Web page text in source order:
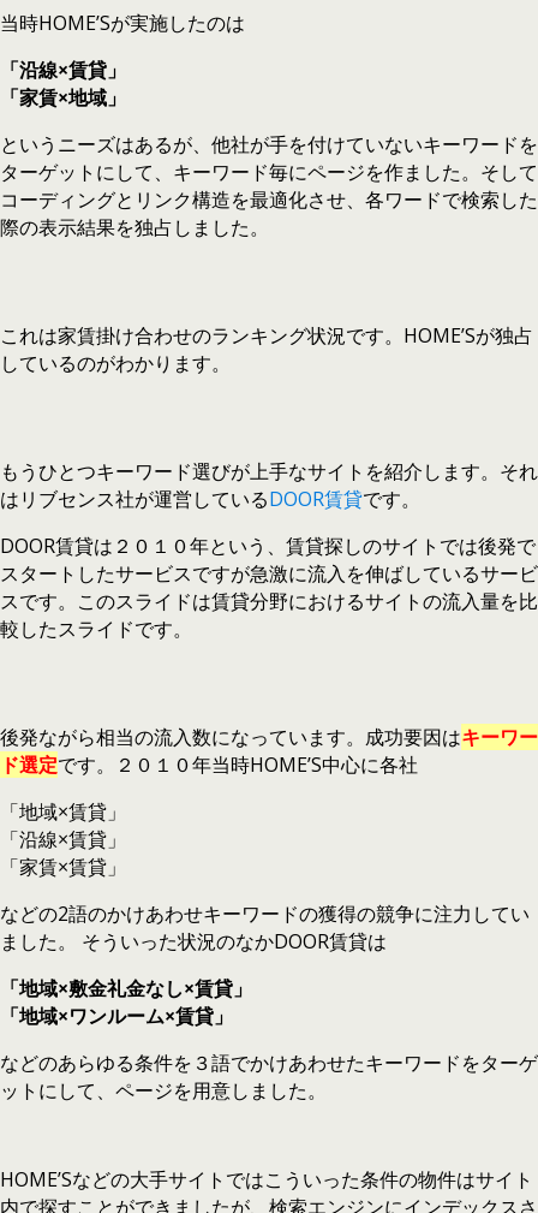
当時HOME’Sが実施したのは
「沿線×賃貸」
「家賃×地域」
というニーズはあるが、他社が手を付けていないキーワードを
ターゲットにして、キーワード毎にページを作ました。そして
コーディングとリンク構造を最適化させ、各ワードで検索した
際の表示結果を独占しました。
これは家賃掛け合わせのランキング状況です。HOME’Sが独占
しているのがわかります。
もうひとつキーワード選びが上手なサイトを紹介します。それ
はリブセンス社が運営しているDOOR賃貸です。
DOOR賃貸は２０１０年という、賃貸探しのサイトでは後発で
スタートしたサービスですが急激に流入を伸ばしているサービ
スです。このスライドは賃貸分野におけるサイトの流入量を比
較したスライドです。
後発ながら相当の流入数になっています。成功要因はキーワー
ド選定です。２０１０年当時HOME’S中心に各社
「地域×賃貸」
「沿線×賃貸」
「家賃×賃貸」
などの2語のかけあわせキーワードの獲得の競争に注力してい
ました。 そういった状況のなかDOOR賃貸は
「地域×敷金礼金なし×賃貸」
「地域×ワンルーム×賃貸」
などのあらゆる条件を３語でかけあわせたキーワードをターゲ
ットにして、ページを用意しました。
HOME’Sなどの大手サイトではこういった条件の物件はサイト
内で探すことができましたが、検索エンジンにインデックスさ